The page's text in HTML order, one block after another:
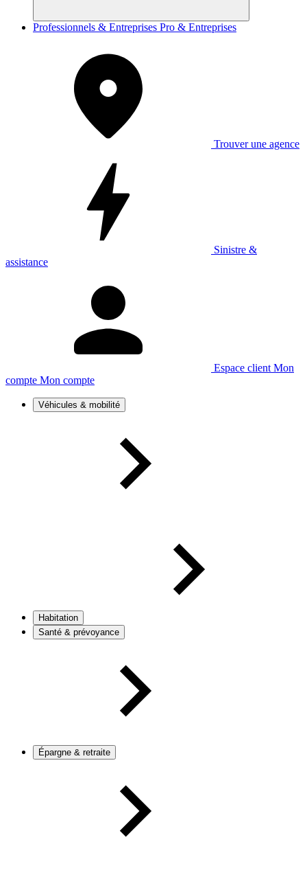
Professionnels & Entreprises Pro & Entreprises
Trouver une agence
Sinistre &
assistance
Espace client Mon
compte Mon compte
Véhicules & mobilité
Habitation
Santé & prévoyance
Épargne & retraite